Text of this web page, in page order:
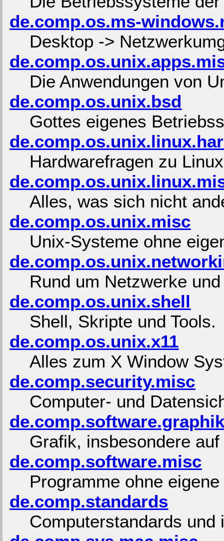
de.comp.os.ms-
Desktop ->
Die Anwendungen von
de.comp.os.unix.bsd
Gottes eigenes
Hardwarefragen zu
Alles, was sich nicht
de.comp.os.unix.misc
Unix-Systeme ohne
Rund um Netzwerke
de.comp.os.unix.shell
Shell, Skripte und Tools.
de.comp.os.unix.x11
Alles zum X Window
de.comp.security.misc
Computer- und
Grafik, insbesondere
de.comp.software.misc
Programme ohne
de.comp.standards
Computerstandards und